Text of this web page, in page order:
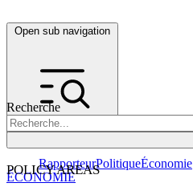
Open sub navigation
Recherche
POLICY AREAS
RapporteurPolitiqueÉconomie
ÉCONOMIE